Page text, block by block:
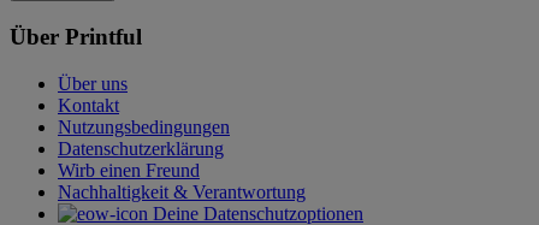
Über Printful
Über uns
Kontakt
Nutzungsbedingungen
Datenschutzerklärung
Wirb einen Freund
Nachhaltigkeit & Verantwortung
Deine Datenschutzoptionen